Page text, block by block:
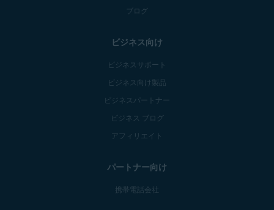
ブログ
ビジネス向け
ビジネスサポート
ビジネス向け製品
ビジネスパートナー
ビジネス ブログ
アフィリエイト
パートナー向け
携帯電話会社